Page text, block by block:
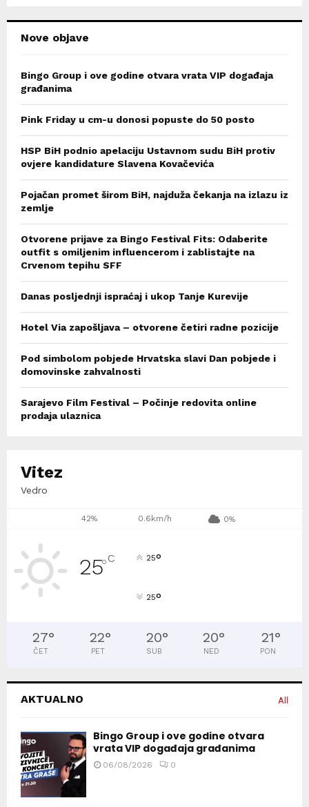
Nove objave
Bingo Group i ove godine otvara vrata VIP događaja
građanima
Pink Friday u cm-u donosi popuste do 50 posto
HSP BiH podnio apelaciju Ustavnom sudu BiH protiv
ovjere kandidature Slavena Kovačevića
Pojačan promet širom BiH, najduža čekanja na izlazu iz
zemlje
Otvorene prijave za Bingo Festival Fits: Odaberite
outfit s omiljenim influencerom i zablistajte na
Crvenom tepihu SFF
Danas posljednji ispraćaj i ukop Tanje Kurevije
Hotel Via zapošljava – otvorene četiri radne pozicije
Pod simbolom pobjede Hrvatska slavi Dan pobjede i
domovinske zahvalnosti
Sarajevo Film Festival – Počinje redovita online
prodaja ulaznica
Vitez
Vedro
42% 0.6km/h 0%
25°C 25°
25°
27°
ČET
22°
PET
20°
SUB
20°
NED
21°
PON
AKTUALNO All
Bingo Group i ove godine otvara
vrata VIP događaja građanima
06/08/2026 0